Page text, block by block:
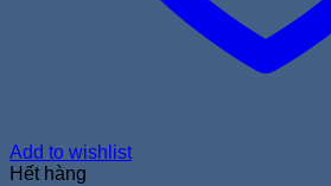
Add to wishlist
Hết hàng